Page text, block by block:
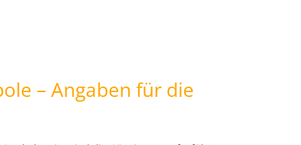
– Angaben für die